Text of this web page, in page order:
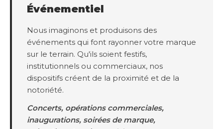
Événementiel
Nous imaginons et produisons des
événements qui font rayonner votre marque
sur le terrain. Qu'ils soient festifs,
institutionnels ou commerciaux, nos
dispositifs créent de la proximité et de la
notoriété.
Concerts, opérations commerciales,
inaugurations, soirées de marque,